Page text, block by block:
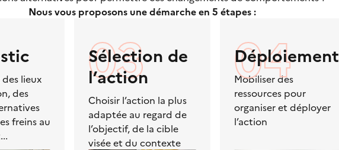
Nous vous proposons une démarche en 5 étapes :
lieux
des
freins au
Sélection de
l’action
Choisir l’action la plus
adaptée au regard de
l’objectif, de la cible
visée et du contexte
03 Déploiement
Mobiliser des
ressources pour
organiser et déployer
l’action
04